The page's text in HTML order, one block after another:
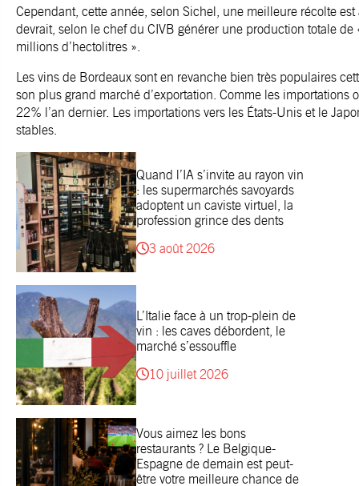
Cependant, cette année, selon Sichel, une meilleure récolte
devrait, selon le chef du CIVB générer une production totale de
millions d’hectolitres ».
Les vins de Bordeaux sont en revanche bien très populaires
son plus grand marché d’exportation. Comme les importations
22% l’an dernier. Les importations vers les États-Unis et le
stables.
Quand l’IA s’invite au rayon vin
: les supermarchés savoyards
adoptent un caviste virtuel, la
profession grince des dents
3 août 2026
L’Italie face à un trop-plein de
vin : les caves débordent, le
marché s’essouffle
10 juillet 2026
Vous aimez les bons
restaurants ? Le Belgique-
Espagne de demain est peut-
être votre meilleure chance de